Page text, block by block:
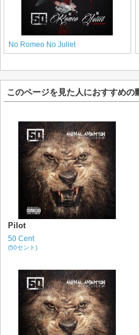
No Romeo No Juliet
このページを見た人におすすめの
Pilot
50 Cent
(50セント)